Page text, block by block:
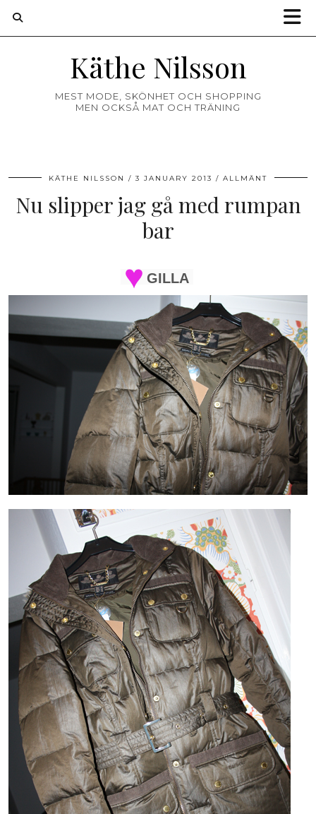
Käthe Nilsson
MEST MODE, SKÖNHET OCH SHOPPING
MEN OCKSÅ MAT OCH TRÄNING
KÄTHE NILSSON 3 JANUARY 2013 ALLMÄNT
Nu slipper jag gå med rumpan
bar
GILLA